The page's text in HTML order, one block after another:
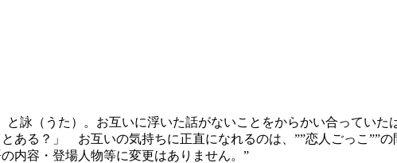
詠（うた）。お互いに浮いた話がないことをからかい合ってい
る？」 お互いの気持ちに正直になれるのは、””恋人ごっこ””の
内容・登場人物等に変更はありません。”